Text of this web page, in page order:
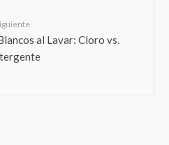
al Lavar: Cloro vs.